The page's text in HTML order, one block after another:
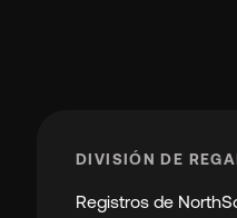
DIVISIÓN DE
Registros de